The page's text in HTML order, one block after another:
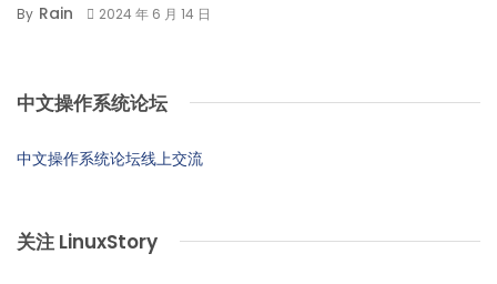
By Rain 2024 年 6 月 14 日
中文操作系统论坛
中文操作系统论坛线上交流
关注 LinuxStory